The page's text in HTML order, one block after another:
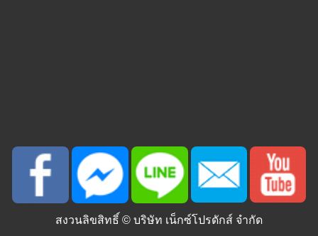
สงวนลิขสิทธิ์ © บริษัท เน็กซ์โปรดักส์ จำกัด